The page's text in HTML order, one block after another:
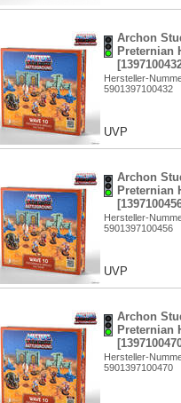
Archon
Preternian
Hersteller-
5901397100432
UVP
Archon
Preternian
Hersteller-
5901397100456
UVP
Archon
Preternian
Hersteller-
5901397100470